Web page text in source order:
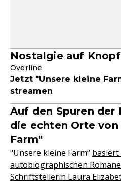
Nostalgie auf
Overline
Jetzt "Unsere kleine
streamen
Auf den Spuren der
die echten Orte
Farm"
"Unsere kleine Farm“ basiert
autobiographischen
Schriftstellerin Laura